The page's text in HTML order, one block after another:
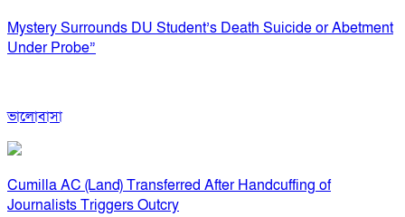
Mystery Surrounds DU Student’s Death Suicide or Abetment
Under Probe”
ভালোবাসা
Cumilla AC (Land) Transferred After Handcuffing of
Journalists Triggers Outcry